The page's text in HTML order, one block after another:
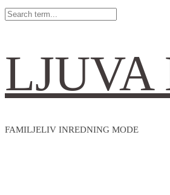
FAMILJELIV INREDNING MODE